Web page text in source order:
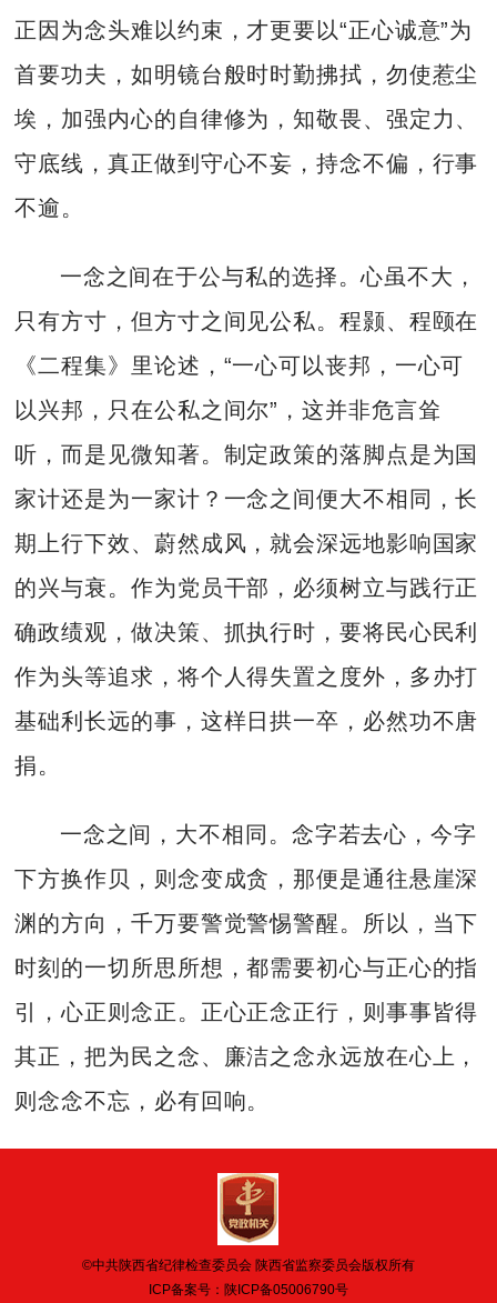
正因为念头难以约束，才更要以“正心诚意”为
首要功夫，如明镜台般时时勤拂拭，勿使惹尘
埃，加强内心的自律修为，知敬畏、强定力、
守底线，真正做到守心不妄，持念不偏，行事
不逾。
一念之间在于公与私的选择。心虽不大，
只有方寸，但方寸之间见公私。程颢、程颐在
《二程集》里论述，“一心可以丧邦，一心可
以兴邦，只在公私之间尔”，这并非危言耸
听，而是见微知著。制定政策的落脚点是为国
家计还是为一家计？一念之间便大不相同，长
期上行下效、蔚然成风，就会深远地影响国家
的兴与衰。作为党员干部，必须树立与践行正
确政绩观，做决策、抓执行时，要将民心民利
作为头等追求，将个人得失置之度外，多办打
基础利长远的事，这样日拱一卒，必然功不唐
捐。
一念之间，大不相同。念字若去心，今字
下方换作贝，则念变成贪，那便是通往悬崖深
渊的方向，千万要警觉警惕警醒。所以，当下
时刻的一切所思所想，都需要初心与正心的指
引，心正则念正。正心正念正行，则事事皆得
其正，把为民之念、廉洁之念永远放在心上，
则念念不忘，必有回响。
©中共陕西省纪律检查委员会 陕西省监察委员会版权所有
ICP备案号： 陕ICP备05006790号